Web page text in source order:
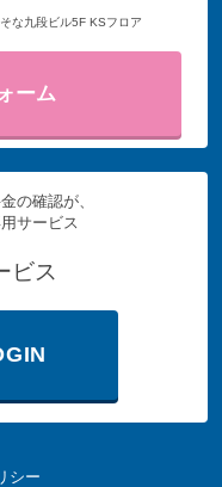
な九段ビル5F KSフロア
ーム
の確認が、
サービス
ビス
シー